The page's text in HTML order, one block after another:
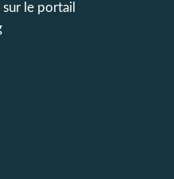
sur le portail